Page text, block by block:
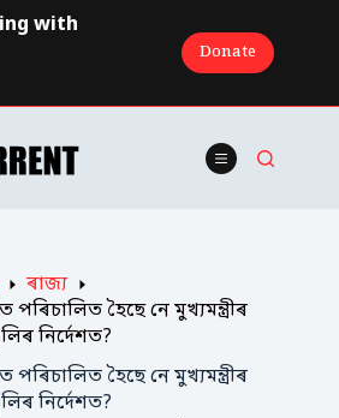
with
Donate
ৰাজ্য
হৈছে নে মুখ্যমন্ত্ৰীৰ
নির্দেশত?
হৈছে নে মুখ্যমন্ত্ৰীৰ
নির্দেশত?